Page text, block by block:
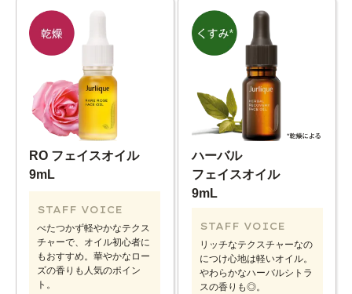
RO フェイスオイル
9mL
STAFF VOICE
べたつかず軽やかなテクス
チャーで、オイル初心者に
もおすすめ。華やかなロー
ズの香りも人気のポイン
ト。
ハーバル
フェイスオイル
9mL
STAFF VOICE
リッチなテクスチャーなの
につけ心地は軽いオイル。
やわらかなハーバルシトラ
スの香りも◎。